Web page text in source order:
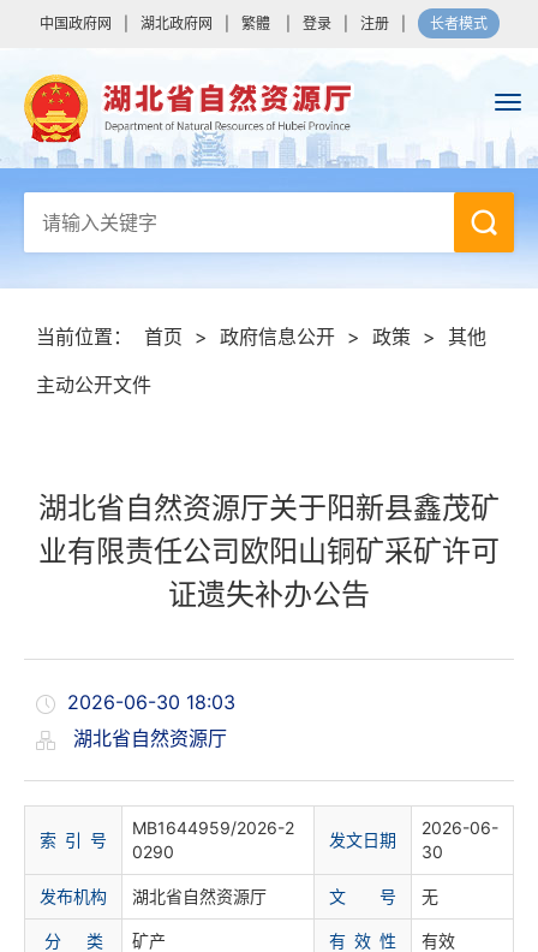
中国政府网 湖北政府网 繁體 登录 注册 长者模式
当前位置： 首页 > 政府信息公开 > 政策 > 其他
主动公开文件
湖北省自然资源厅关于阳新县鑫茂矿
业有限责任公司欧阳山铜矿采矿许可
证遗失补办公告
2026-06-30 18:03
湖北省自然资源厅
索 引 号
MB1644959/2026-2
0290
发文日期
2026-06-
30
发布机构 湖北省自然资源厅 文 号 无
分 类 矿产 有 效 性 有效